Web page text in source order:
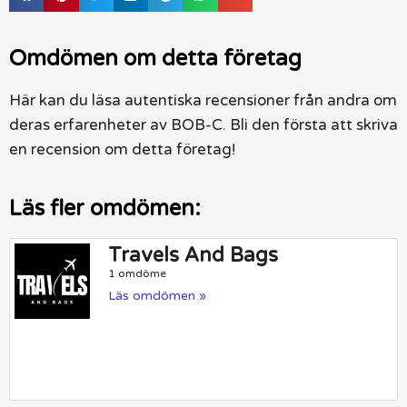
Omdömen om detta företag
Här kan du läsa autentiska recensioner från andra om
deras erfarenheter av BOB-C. Bli den första att skriva
en recension om detta företag!
Läs fler omdömen:
Travels And Bags
1 omdöme
Läs omdömen »